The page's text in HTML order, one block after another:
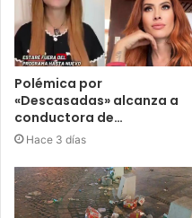
Polémica por
«Descasadas» alcanza a
conductora de…
Hace 3 días